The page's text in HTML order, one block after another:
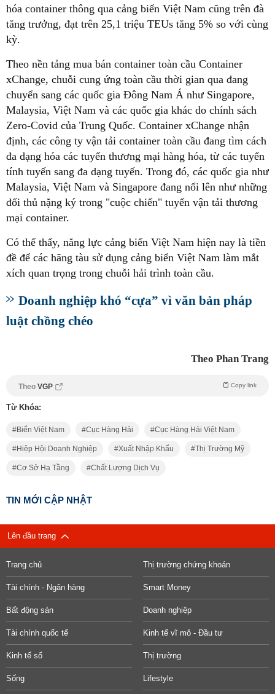
hóa container thông qua cảng biển Việt Nam cũng trên đà
tăng trưởng, đạt trên 25,1 triệu TEUs tăng 5% so với cùng
kỳ.
Theo nền tảng mua bán container toàn cầu Container
xChange, chuỗi cung ứng toàn cầu thời gian qua đang
chuyển sang các quốc gia Đông Nam Á như Singapore,
Malaysia, Việt Nam và các quốc gia khác do chính sách
Zero-Covid của Trung Quốc. Container xChange nhận
định, các công ty vận tải container toàn cầu đang tìm cách
đa dạng hóa các tuyến thương mại hàng hóa, từ các tuyến
tính tuyến sang đa dạng tuyến. Trong đó, các quốc gia như
Malaysia, Việt Nam và Singapore đang nổi lên như những
đối thủ nặng ký trong "cuộc chiến" tuyến vận tải thương
mại container.
Có thể thấy, năng lực cảng biển Việt Nam hiện nay là tiền
đề để các hãng tàu sử dụng cảng biển Việt Nam làm mắt
xích quan trọng trong chuỗi hải trình toàn cầu.
Doanh nghiệp khó “cựa” vì văn bản pháp
luật chồng chéo
Theo Phan Trang
Theo VGP Copy link
Từ Khóa:
Biển Việt Nam Cục Hàng Hải Cục Hàng Hải Việt Nam
Hiệp Hội Doanh Nghiệp Xuất Nhập Khẩu Thị Trường Mỹ
Cơ Sở Hạ Tầng Chất Lượng Dịch Vụ
TIN MỚI CẬP NHẬT
Lên đầu trang
Trang chủ Thị trường chứng khoán
Tài chính - Ngân hàng Smart Money
Bất động sản Doanh nghiệp
Tài chính quốc tế Kinh tế vĩ mô - Đầu tư
Kinh tế số Thị trường
Sống Lifestyle